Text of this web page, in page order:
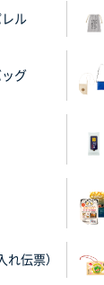
14:57
さまより、ご丁
ト印刷サービス
。
ご注文ページ
時に、納期と金
させていただき
リだったにも関
おり助かってお
レル
グ
れ伝票）